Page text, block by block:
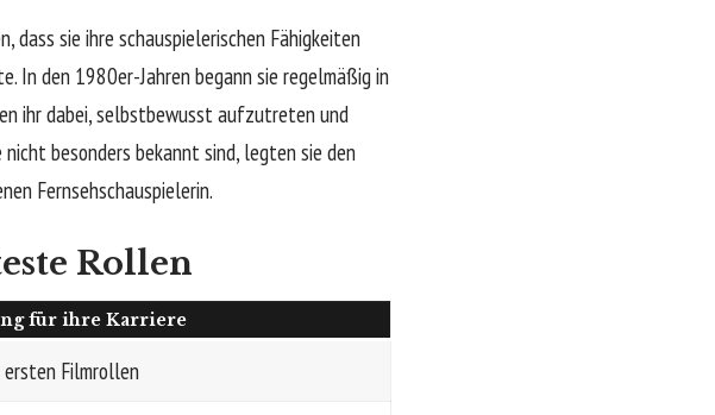
dass sie ihre schauspielerischen Fähigkeiten
In den 1980er-Jahren begann sie regelmäßig in
ihr dabei, selbstbewusst aufzutreten und
besonders bekannt sind, legten sie den
Fernsehschauspielerin.
Rollen
für ihre Karriere
ersten Filmrollen